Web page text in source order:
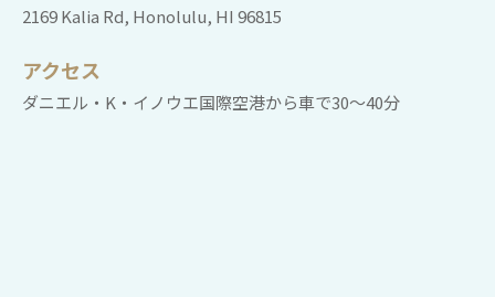
2169 Kalia Rd, Honolulu, HI 96815
アクセス
ダニエル・K・イノウエ国際空港から車で30～40分